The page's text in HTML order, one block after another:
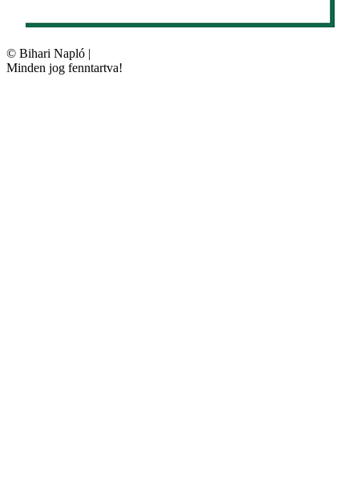
© Bihari Napló |
Minden jog fenntartva!